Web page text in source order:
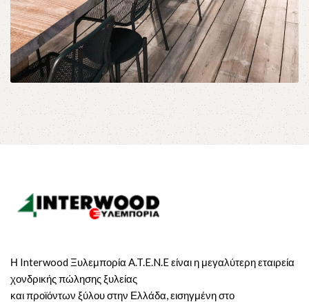
Εξωτερικά
Κουφώματα
Η Interwood Ξυλεμπορία A.T.E.N.E είναι η μεγαλύτερη εταιρεία
χονδρικής πώλησης ξυλείας
και προϊόντων ξύλου στην Ελλάδα, εισηγμένη στο